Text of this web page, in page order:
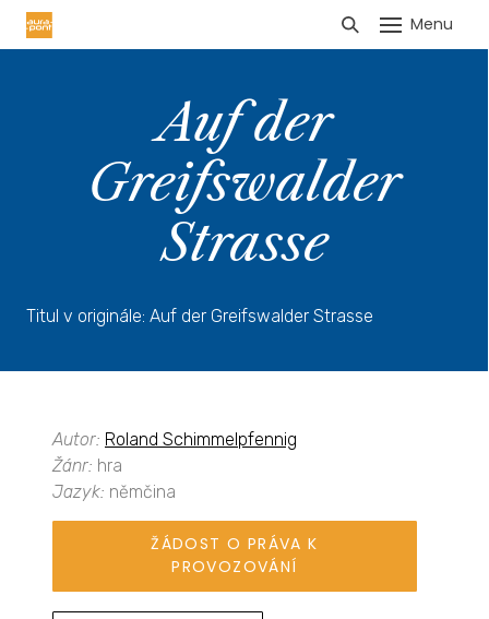
Menu
Auf der
Greifswalder
Strasse
Titul v originále: Auf der Greifswalder Strasse
Autor: Roland Schimmelpfennig
Žánr: hra
Jazyk: němčina
ŽÁDOST O PRÁVA K
PROVOZOVÁNÍ